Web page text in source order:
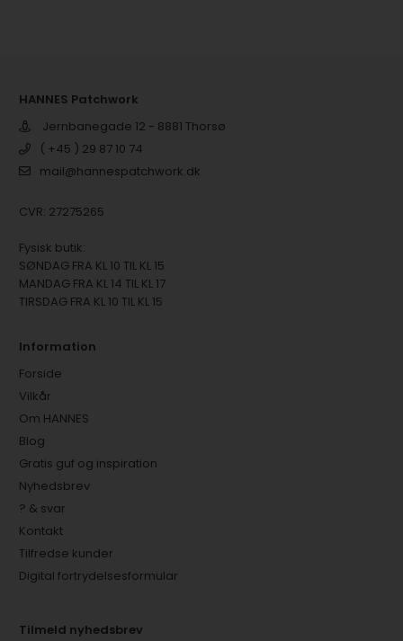
HANNES Patchwork
Jernbanegade 12 - 8881 Thorsø
( +45 ) 29 87 10 74
mail@hannespatchwork.dk
CVR: 27275265
Fysisk butik:
SØNDAG FRA KL 10 TIL KL 15
MANDAG FRA KL 14 TIL KL 17
TIRSDAG FRA KL 10 TIL KL 15
Information
Forside
Vilkår
Om HANNES
Blog
Gratis guf og inspiration
Nyhedsbrev
? & svar
Kontakt
Tilfredse kunder
Digital fortrydelsesformular
Tilmeld nyhedsbrev